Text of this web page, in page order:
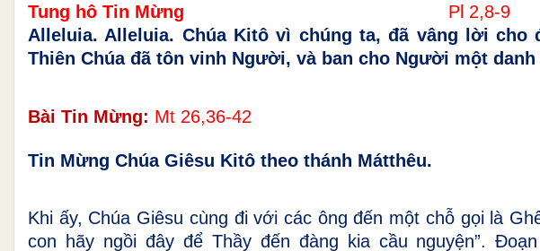
Tung hô Tin Mừng Pl 2,8-9
Alleluia. Alleluia. Chúa Kitô vì chúng ta, đã vâng lời cho
Thiên Chúa đã tôn vinh Người, và ban cho Người một
Bài Tin Mừng: Mt 26,36-42
Tin Mừng Chúa Giêsu Kitô theo thánh Mátthêu.
Khi ấy, Chúa Giêsu cùng đi với các ông đến một chỗ gọi là
con hãy ngồi đây để Thầy đến đàng kia cầu nguyện”.